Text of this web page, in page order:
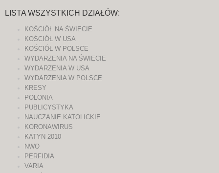
LISTA WSZYSTKICH DZIAŁÓW:
KOŚCIÓŁ NA ŚWIECIE
KOŚCIÓŁ W USA
KOŚCIÓŁ W POLSCE
WYDARZENIA NA ŚWIECIE
WYDARZENIA W USA
WYDARZENIA W POLSCE
KRESY
POLONIA
PUBLICYSTYKA
NAUCZANIE KATOLICKIE
KORONAWIRUS
KATYN 2010
NWO
PERFIDIA
VARIA